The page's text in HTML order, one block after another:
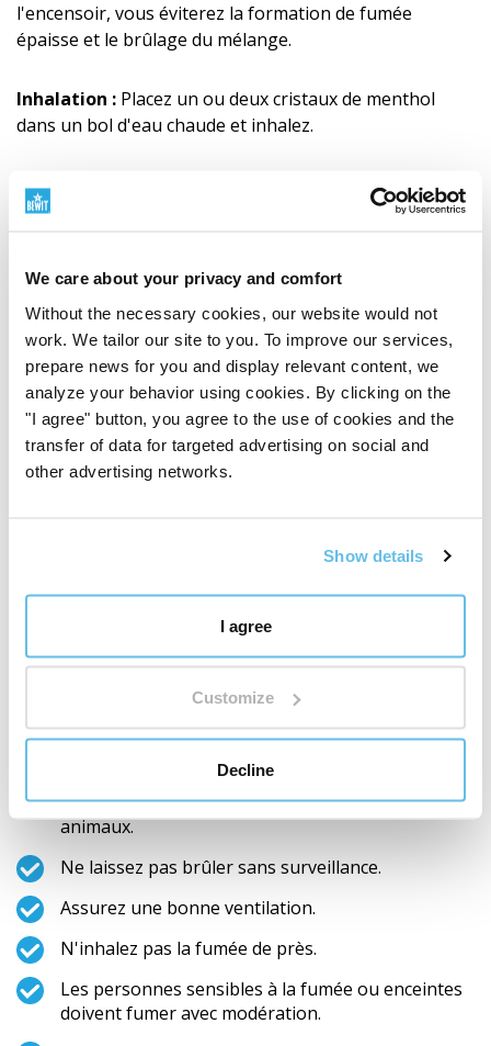
We care about your privacy and comfort
Without the necessary cookies, our website would not
work. We tailor our site to you. To improve our services,
prepare news for you and display relevant content, we
analyze your behavior using cookies. By clicking on the
"I agree" button, you agree to the use of cookies and the
transfer of data for targeted advertising on social and
other advertising networks.
Show details
I agree
Customize
Decline
l'encensoir, vous éviterez la formation de fumée
épaisse et le brûlage du mélange.
Inhalation : Placez un ou deux cristaux de menthol
dans un bol d'eau chaude et inhalez.
Pourquoi fumer
La fumigation est une méthode ancienne de
d'instauration d'un état d'harmonie. La fumée
concentration et influence l'humeur générale.
Aide à harmoniser les émotions
Favorise la concentration et la clarté d'esprit
Harmonise énergétiquement les espaces
Pour une odeur plus pure, il est conseillé d'utiliser une
, une fine plaquette de mica qui
empêche le brûlage et assure une odeur plus douce et
Consignes de sécurité
Utilisez toujours un récipient ininflammable,
tenez-le hors de portée des enfants et des
animaux.
Ne laissez pas brûler sans surveillance.
Assurez une bonne ventilation.
N'inhalez pas la fumée de près.
Les personnes sensibles à la fumée ou enceintes
doivent fumer avec modération.